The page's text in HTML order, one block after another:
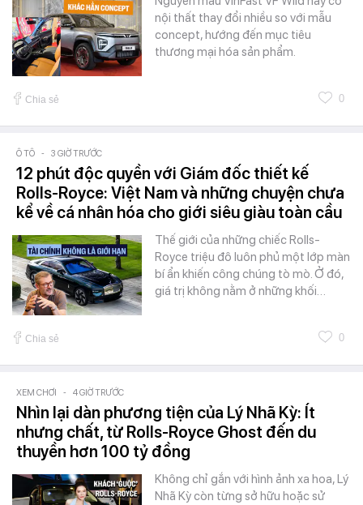
nội thất thay đổi nhiều so với mẫu
concept, hướng đến mục tiêu
thương mại hóa sản phẩm.
Chia sẻ 0
Ô TÔ - 3 GIỜ TRƯỚC
12 phút độc quyền với Giám đốc thiết kế
Rolls-Royce: Việt Nam và những chuyện chưa
kể về cá nhân hóa cho giới siêu giàu toàn cầu
Thế giới của những chiếc Rolls-
Royce triệu đô luôn phủ một lớp màn
bí ẩn khiến công chúng tò mò. Ở đó,
giá trị không nằm ở những khối…
Chia sẻ 0
XEM CHƠI - 4 GIỜ TRƯỚC
Nhìn lại dàn phương tiện của Lý Nhã Kỳ: Ít
nhưng chất, từ Rolls-Royce Ghost đến du
thuyền hơn 100 tỷ đồng
Không chỉ gắn với hình ảnh xa hoa, Lý
Nhã Kỳ còn từng sở hữu hoặc sử